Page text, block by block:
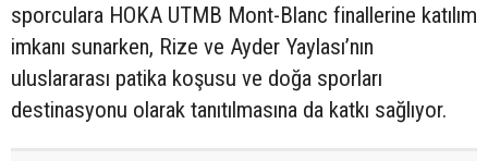
sporculara HOKA UTMB Mont-Blanc finallerine katılım
imkanı sunarken, Rize ve Ayder Yaylası’nın
uluslararası patika koşusu ve doğa sporları
destinasyonu olarak tanıtılmasına da katkı sağlıyor.